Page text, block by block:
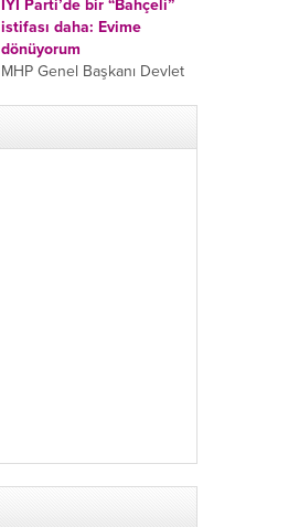
bireyin evine girdiği gören
cani, babasını vücudunun
çeşitli yerlerinden
bıçaklayarak öldürdü.
İYİ Parti’de bir “Bahçeli”
istifası daha: Evime
dönüyorum
MHP Genel Başkanı Devlet